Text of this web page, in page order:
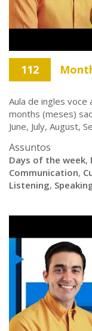
112
Aula de ingles
months (meses)
June, July, August,
Assuntos
Days of the week,
Communication,
Listening,